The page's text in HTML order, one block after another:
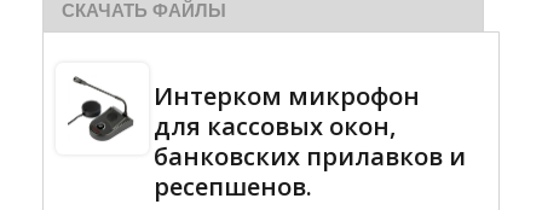
СКАЧАТЬ ФАЙЛЫ
Интерком микрофон
для кассовых окон,
банковских прилавков и
ресепшенов.